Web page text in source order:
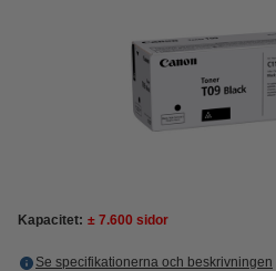
Kapacitet: ± 7.600 sidor
Se specifikationerna och beskrivningen